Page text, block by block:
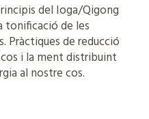
del Ioga/Qigong
tonificació de les
Pràctiques de reducció
i la ment distribuint
al nostre cos.